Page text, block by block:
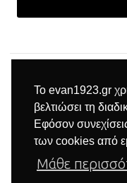
Το evan1923.gr
βελτιώσει τη
Εφόσον
των cookies από
Μάθε
© 2026 Βιομηχανία